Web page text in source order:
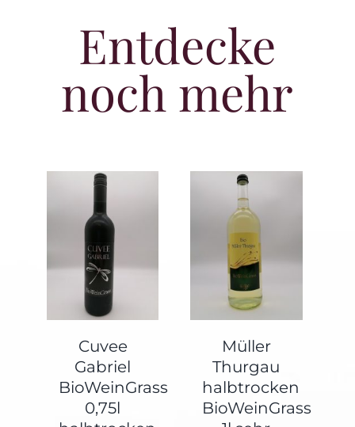
Entdecke
noch mehr
Cuvee
Gabriel
BioWeinGrass
0,75l
Müller
Thurgau
halbtrocken
BioWeinGrass